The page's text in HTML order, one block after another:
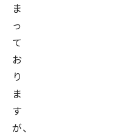
ま
っ
て
お
り
ま
す
が、